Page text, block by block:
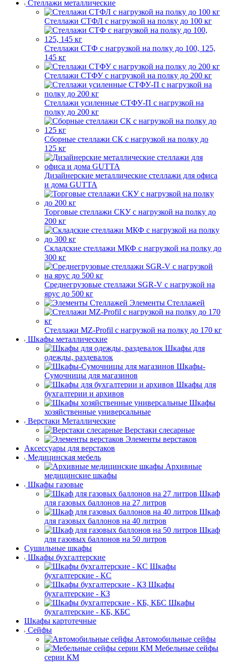
Стеллажи металлические
Стеллажи СТФЛ с нагрузкой на полку до 100 кг
Стеллажи СТФ с нагрузкой на полку до 100, 125,
145 кг
Стеллажи СТФУ с нагрузкой на полку до 200 кг
Стеллажи усиленные СТФУ-П с нагрузкой на
полку до 200 кг
Сборные стеллажи СК с нагрузкой на полку до
125 кг
Дизайнерские металлические стеллажи для офиса
и дома GUTTA
Торговые стеллажи СКУ с нагрузкой на полку до
200 кг
Складские стеллажи МКФ с нагрузкой на полку до
300 кг
Среднегрузовые стеллажи SGR-V с нагрузкой на
ярус до 500 кг
Элементы Стеллажей
Стеллажи MZ-Profil с нагрузкой на полку до 170 кг
Шкафы металлические
Шкафы для
одежды, раздевалок
Шкафы-
Сумочницы для магазинов
Шкафы для
бухгалтерии и архивов
Шкафы
хозяйственные универсальные
Верстаки Металлические
Верстаки слесарные
Элементы верстаков
Аксессуары для верстаков
Медицинская мебель
Архивные
медицинские шкафы
Шкафы газовые
Шкаф
для газовых баллонов на 27 литров
Шкаф
для газовых баллонов на 40 литров
Шкаф
для газовых баллонов на 50 литров
Сушильные шкафы
Шкафы бухгалтерские
Шкафы
бухгалтерские - КС
Шкафы
бухгалтерские - КЗ
Шкафы
бухгалтерские - КБ, КБС
Шкафы картотечные
Сейфы
Автомобильные сейфы
Мебельные сейфы
серии КМ